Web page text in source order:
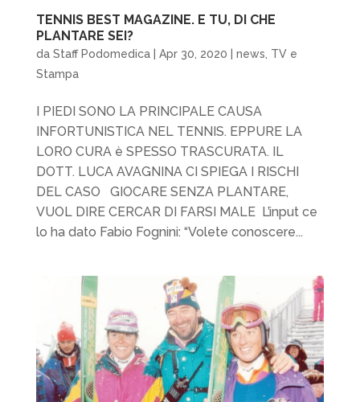
TENNIS BEST MAGAZINE. E TU, DI CHE
PLANTARE SEI?
da Staff Podomedica| Apr 30, 2020 | news TV e
Stampa
I PIEDI SONO LA PRINCIPALE CAUSA
INFORTUNISTICA NEL TENNIS. EPPURE LA
LORO CURA è SPESSO TRASCURATA. IL
DOTT. LUCA AVAGNINA CI SPIEGA I RISCHI
DEL CASO GIOCARE SENZA PLANTARE,
VUOL DIRE CERCAR DI FARSI MALE L’input ce
lo ha dato Fabio Fognini: “Volete conoscere...